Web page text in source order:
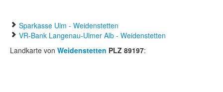
Sparkasse Ulm - Weidenstetten
VR-Bank Langenau-Ulmer Alb - Weidenstetten
Landkarte von Weidenstetten PLZ 89197: